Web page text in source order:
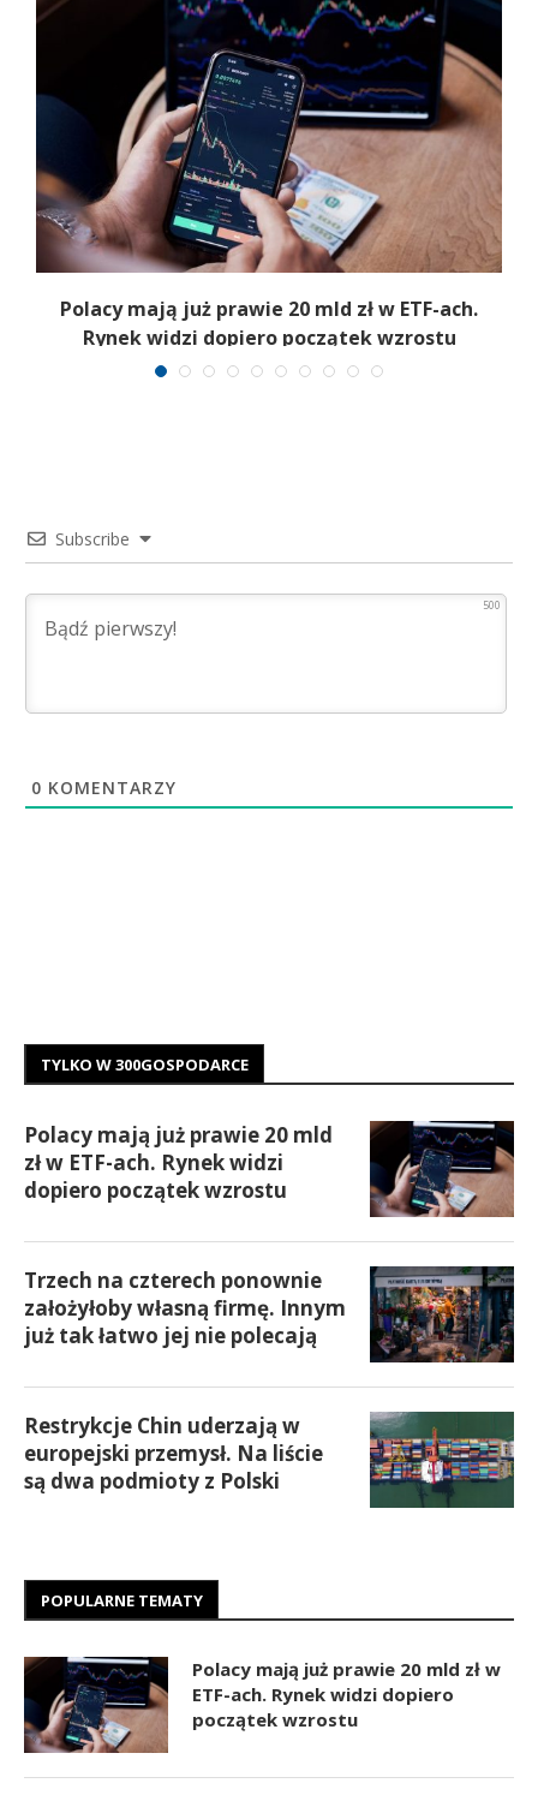
Polacy mają już prawie 20 mld zł w ETF-ach.
Rynek widzi dopiero początek wzrostu
Subscribe
500
0 KOMENTARZY
TYLKO W 300GOSPODARCE
Polacy mają już prawie 20 mld
zł w ETF-ach. Rynek widzi
dopiero początek wzrostu
Trzech na czterech ponownie
założyłoby własną firmę. Innym
już tak łatwo jej nie polecają
Restrykcje Chin uderzają w
europejski przemysł. Na liście
są dwa podmioty z Polski
POPULARNE TEMATY
Polacy mają już prawie 20 mld zł w
ETF-ach. Rynek widzi dopiero
początek wzrostu